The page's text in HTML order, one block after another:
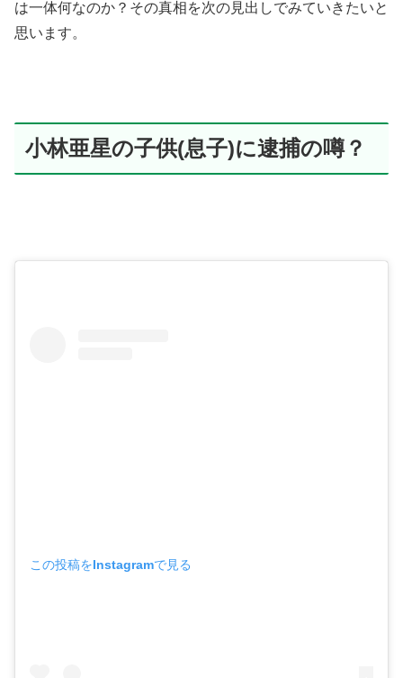
は一体何なのか？その真相を次の見出しでみていきたいと
思います。
小林亜星の子供(息子)に逮捕の噂？
この投稿をInstagramで見る